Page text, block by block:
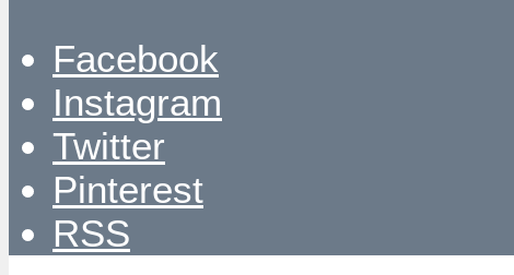
Facebook
Instagram
Twitter
Pinterest
RSS